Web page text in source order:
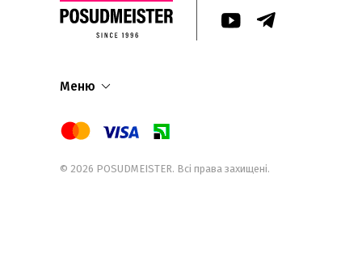
Меню
© 2026 POSUDMEISTER. Всі права захищені.